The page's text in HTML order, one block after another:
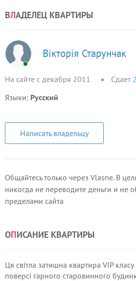
ВЛАДЕЛЕЦ КВАРТИРЫ
Вікторія Старунчак
На сайте с декабря 2011 Сдает 2
Языки: Русский
Написать владельцу
Общайтесь только через Vlasne. В
никогда не переводите деньги и не
пределами сайта
ОПИСАНИЕ КВАРТИРЫ
Ця світла затишна квартира VIP
поверсі гарного старовинного